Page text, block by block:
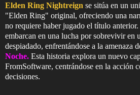
Elden Ring Nightreign se sitúa en un
"Elden Ring" original, ofreciendo una
no requiere haber jugado el título
embarcan en una lucha por sobrevivir en
despiadado, enfrentándose a la amenaza
Noche. Esta historia explora un nuevo
FromSoftware, centrándose en la acción
decisiones.